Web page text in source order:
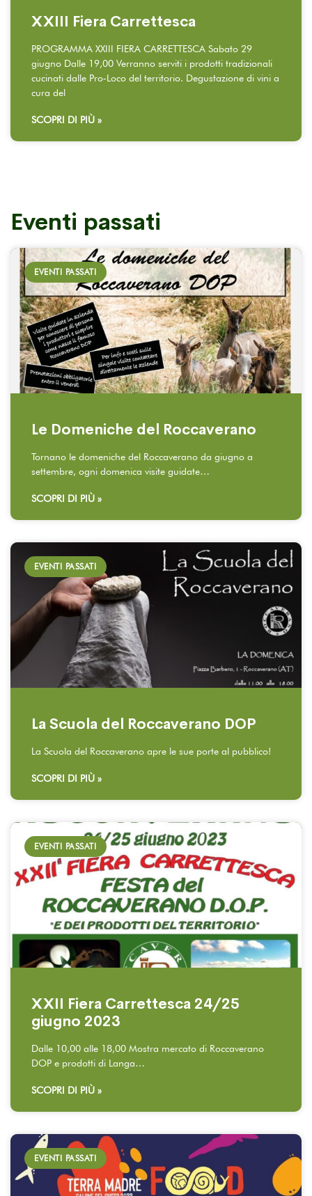
XXIII Fiera Carrettesca
PROGRAMMA XXIII FIERA CARRETTESCA Sabato 29
giugno Dalle 19,00 Verranno serviti i prodotti tradizionali
cucinati dalle Pro‐Loco del territorio. Degustazione di vini a
cura del
SCOPRI DI PIÙ »
Eventi passati
EVENTI PASSATI
Le Domeniche del Roccaverano
Tornano le domeniche del Roccaverano da giugno a
settembre, ogni domenica visite guidate…
SCOPRI DI PIÙ »
EVENTI PASSATI
La Scuola del Roccaverano DOP
La Scuola del Roccaverano apre le sue porte al pubblico!
SCOPRI DI PIÙ »
EVENTI PASSATI
XXII Fiera Carrettesca 24/25
giugno 2023
Dalle 10,00 alle 18,00 Mostra mercato di Roccaverano
DOP e prodotti di Langa…
SCOPRI DI PIÙ »
EVENTI PASSATI